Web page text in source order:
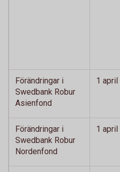
Förändringar i
Swedbank Robur
Asienfond
1 april
Förändringar i
Swedbank Robur
Nordenfond
1 april